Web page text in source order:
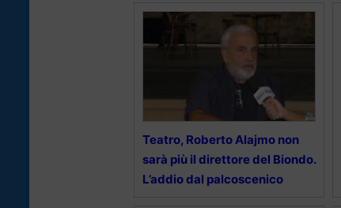
Teatro, Roberto Alajmo non
sarà più il direttore del Biondo.
L’addio dal palcoscenico